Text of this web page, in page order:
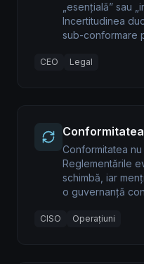
„esențială” sau
Incertitudinea
sub-conformare
CEO Legal
Conformitatea
Reglementările
schimbă, iar
o guvernanță
CISO Operațiuni